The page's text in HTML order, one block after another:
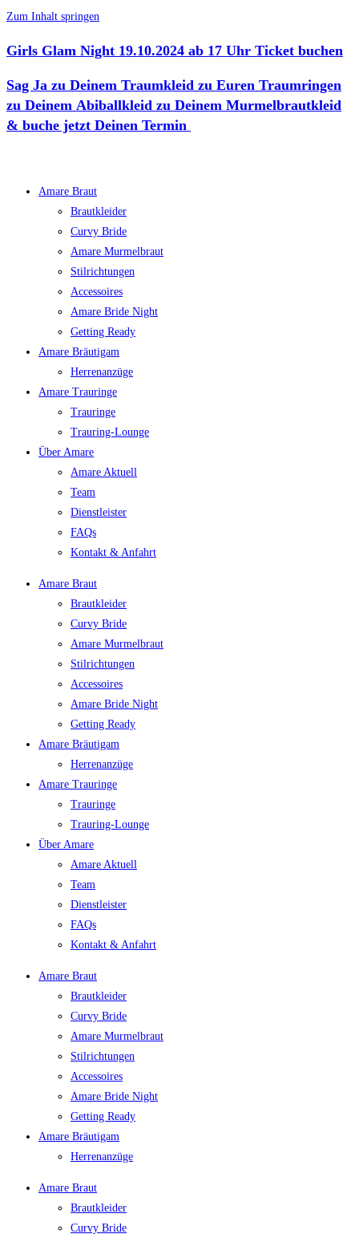
Zum Inhalt springen
Girls Glam Night 19.10.2024 ab 17 Uhr Ticket buchen
Sag Ja zu Deinem Traumkleid zu Euren Traumringen
zu Deinem Abiballkleid zu Deinem Murmelbrautkleid
& buche jetzt Deinen Termin
Amare Braut
Brautkleider
Curvy Bride
Amare Murmelbraut
Stilrichtungen
Accessoires
Amare Bride Night
Getting Ready
Amare Bräutigam
Herrenanzüge
Amare Trauringe
Trauringe
Trauring-Lounge
Über Amare
Amare Aktuell
Team
Dienstleister
FAQs
Kontakt & Anfahrt
Amare Braut
Brautkleider
Curvy Bride
Amare Murmelbraut
Stilrichtungen
Accessoires
Amare Bride Night
Getting Ready
Amare Bräutigam
Herrenanzüge
Amare Trauringe
Trauringe
Trauring-Lounge
Über Amare
Amare Aktuell
Team
Dienstleister
FAQs
Kontakt & Anfahrt
Amare Braut
Brautkleider
Curvy Bride
Amare Murmelbraut
Stilrichtungen
Accessoires
Amare Bride Night
Getting Ready
Amare Bräutigam
Herrenanzüge
Amare Braut
Brautkleider
Curvy Bride